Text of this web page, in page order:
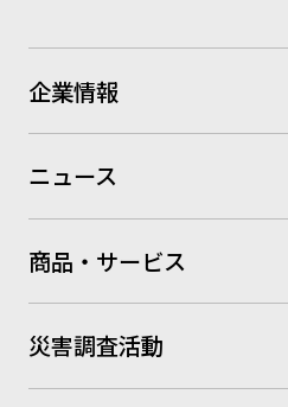
企業情報
ニュース
商品・サービス
災害調査活動